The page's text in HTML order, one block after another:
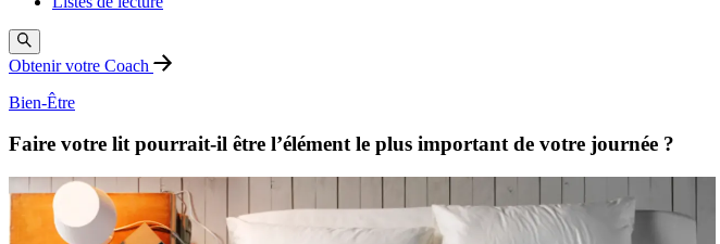
Obtenir votre Coach
Bien-Être
Faire votre lit pourrait-il être l’élément le plus important de votre journée ?